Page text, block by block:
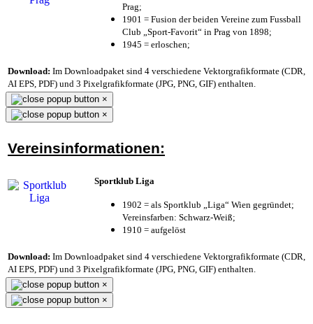
Prag;
1901 = Fusion der beiden Vereine zum Fussball
Club „Sport-Favorit“ in Prag von 1898;
1945 = erloschen;
Download: Im Downloadpaket sind 4 verschiedene Vektorgrafikformate (CDR,
AI EPS, PDF) und 3 Pixelgrafikformate (JPG, PNG, GIF) enthalten.
×
×
Vereinsinformationen:
Sportklub Liga
1902 = als Sportklub „Liga“ Wien gegründet;
Vereinsfarben: Schwarz-Weiß;
1910 = aufgelöst
Download: Im Downloadpaket sind 4 verschiedene Vektorgrafikformate (CDR,
AI EPS, PDF) und 3 Pixelgrafikformate (JPG, PNG, GIF) enthalten.
×
×